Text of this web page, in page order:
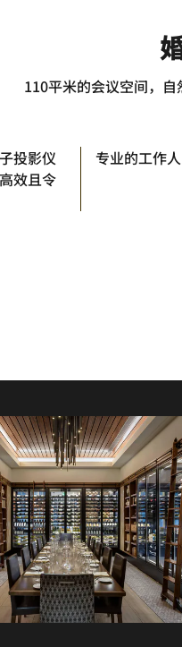
110平米的会议空间，
投影仪
效且令
专业的工作